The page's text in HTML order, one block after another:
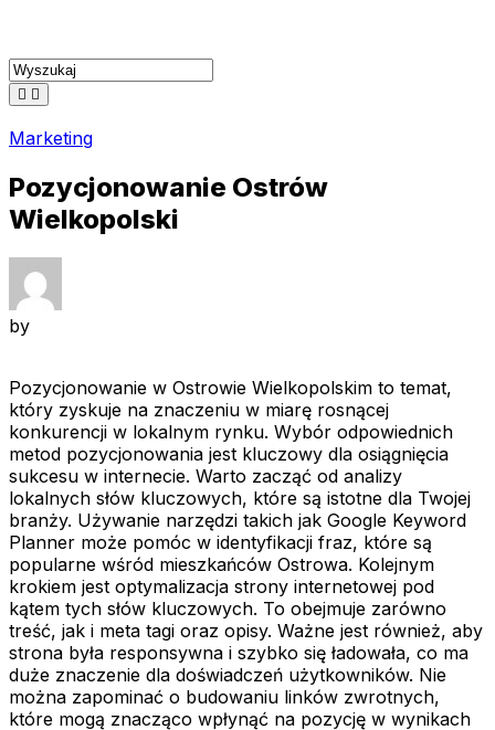
content
Marketing
Pozycjonowanie Ostrów
Wielkopolski
by
Pozycjonowanie w Ostrowie Wielkopolskim to temat,
który zyskuje na znaczeniu w miarę rosnącej
konkurencji w lokalnym rynku. Wybór odpowiednich
metod pozycjonowania jest kluczowy dla osiągnięcia
sukcesu w internecie. Warto zacząć od analizy
lokalnych słów kluczowych, które są istotne dla Twojej
branży. Używanie narzędzi takich jak Google Keyword
Planner może pomóc w identyfikacji fraz, które są
popularne wśród mieszkańców Ostrowa. Kolejnym
krokiem jest optymalizacja strony internetowej pod
kątem tych słów kluczowych. To obejmuje zarówno
treść, jak i meta tagi oraz opisy. Ważne jest również, aby
strona była responsywna i szybko się ładowała, co ma
duże znaczenie dla doświadczeń użytkowników. Nie
można zapominać o budowaniu linków zwrotnych,
które mogą znacząco wpłynąć na pozycję w wynikach